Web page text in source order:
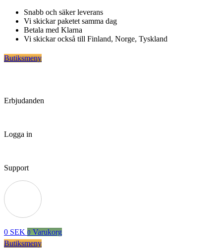
Hoppa
innehåll
Snabb och säker leverans
Vi skickar paketet samma dag
Betala med Klarna
Vi skickar också till Finland, Norge, Tyskland
Butiksmeny
Erbjudanden
Logga in
Support
0 SEK 0 Varukorg
Butiksmeny